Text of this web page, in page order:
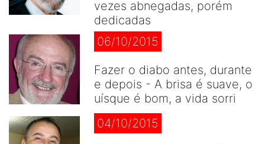
vezes abnegadas, porém
dedicadas
06/10/2015
Fazer o diabo antes, durante
e depois - A brisa é suave, o
uísque é bom, a vida sorri
04/10/2015